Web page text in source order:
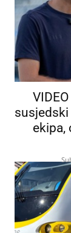
susjedski
ekipa,